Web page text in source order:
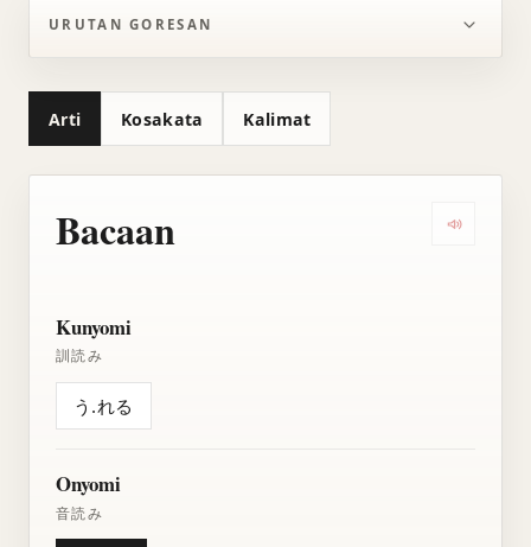
URUTAN GORESAN
Arti Kosakata Kalimat
Bacaan
Kunyomi
訓読み
う.れる
Onyomi
音読み